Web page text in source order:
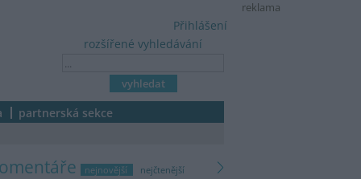
reklama
rozšířené vyhledávání
Přihlášení
partnerská sekce
nejnovější nejčtenější